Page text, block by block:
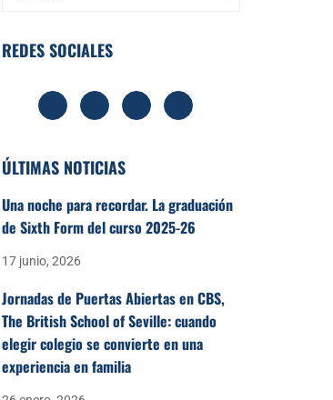
REDES SOCIALES
ÚLTIMAS NOTICIAS
Una noche para recordar. La graduación
de Sixth Form del curso 2025-26
17 junio, 2026
Jornadas de Puertas Abiertas en CBS,
The British School of Seville: cuando
elegir colegio se convierte en una
experiencia en familia